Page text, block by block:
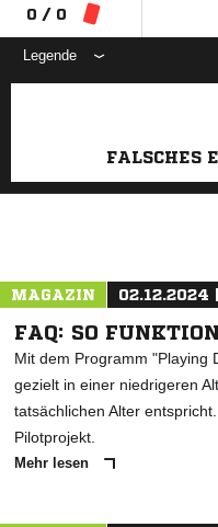
0 / 0
Legende
FALSCHES
MAGAZIN 02.12.2024
FAQ: SO
Mit dem Programm "Playing
gezielt in einer niedrigeren
tatsächlichen Alter
Pilotprojekt.
Mehr lesen